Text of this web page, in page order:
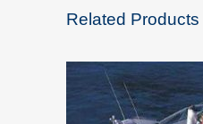
Related Products